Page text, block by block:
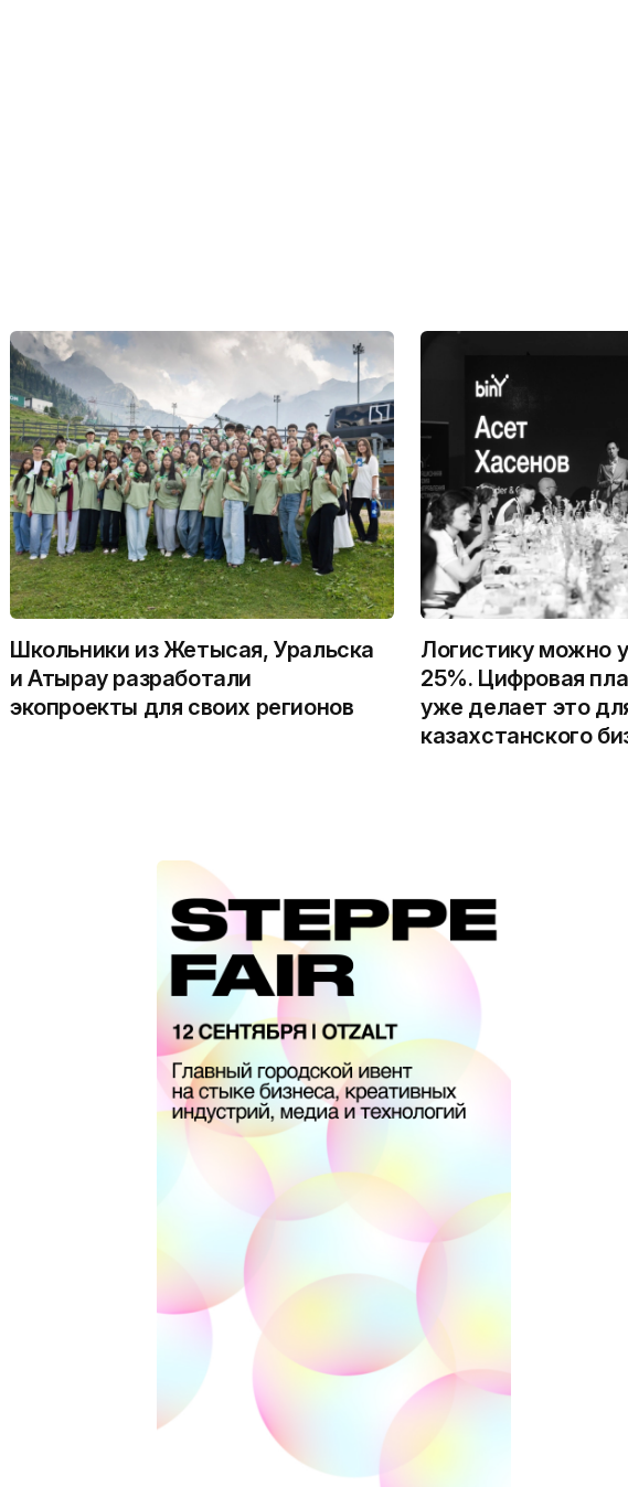
Школьники из Жетысая, Уральска
и Атырау разработали
экопроекты для своих регионов
Логистику можно
25%. Цифровая
уже делает это
казахстанского